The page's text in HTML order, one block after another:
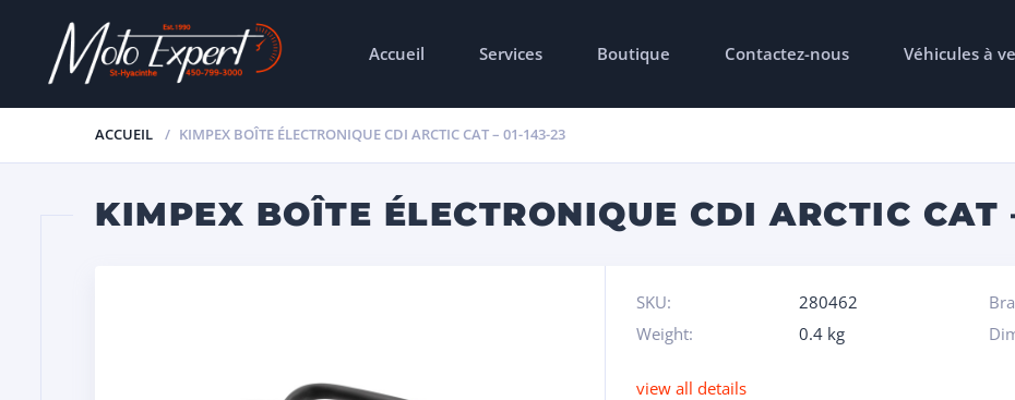
Accueil Services Boutique Contactez-nous Véhicules à
ACCUEIL KIMPEX BOÎTE ÉLECTRONIQUE CDI ARCTIC CAT – 01-143-23
KIMPEX BOÎTE ÉLECTRONIQUE CDI ARCTIC CAT
SKU: 280462
Weight:
0.4 kg
view all details